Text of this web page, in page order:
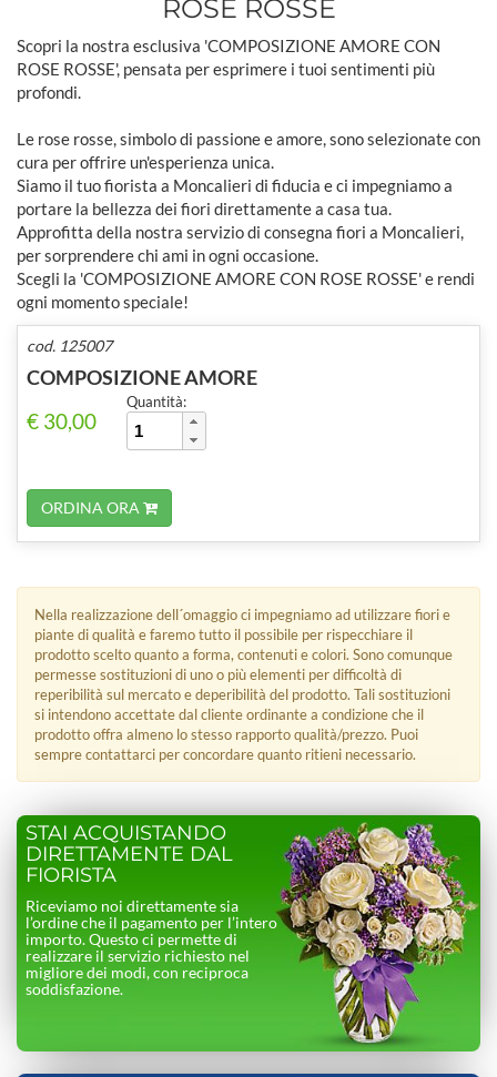
ROSE ROSSE
Scopri la nostra esclusiva 'COMPOSIZIONE AMORE CON
ROSE ROSSE', pensata per esprimere i tuoi sentimenti più
profondi.
Le rose rosse, simbolo di passione e amore, sono selezionate con
cura per offrire un'esperienza unica.
Siamo il tuo fiorista a Moncalieri di fiducia e ci impegniamo a
portare la bellezza dei fiori direttamente a casa tua.
Approfitta della nostra servizio di consegna fiori a Moncalieri,
per sorprendere chi ami in ogni occasione.
Scegli la 'COMPOSIZIONE AMORE CON ROSE ROSSE' e rendi
ogni momento speciale!
cod. 125007
COMPOSIZIONE AMORE
€ 30,00
Quantità:
ORDINA ORA
Nella realizzazione dell´omaggio ci impegniamo ad utilizzare fiori e
piante di qualità e faremo tutto il possibile per rispecchiare il
prodotto scelto quanto a forma, contenuti e colori. Sono comunque
permesse sostituzioni di uno o più elementi per difficoltà di
reperibilità sul mercato e deperibilità del prodotto. Tali sostituzioni
si intendono accettate dal cliente ordinante a condizione che il
prodotto offra almeno lo stesso rapporto qualità/prezzo. Puoi
sempre contattarci per concordare quanto ritieni necessario.
STAI ACQUISTANDO
DIRETTAMENTE DAL
FIORISTA
Riceviamo noi direttamente sia
l’ordine che il pagamento per l’intero
importo. Questo ci permette di
realizzare il servizio richiesto nel
migliore dei modi, con reciproca
soddisfazione.